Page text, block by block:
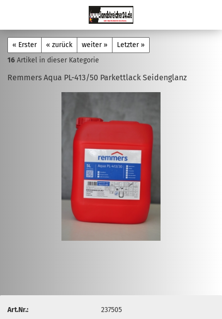
« Erster « zurück weiter »
Letzter »
16 Artikel in dieser Kategorie
Remmers Aqua PL-413/50 Parkettlack Seidenglanz
Art.Nr.:
237505